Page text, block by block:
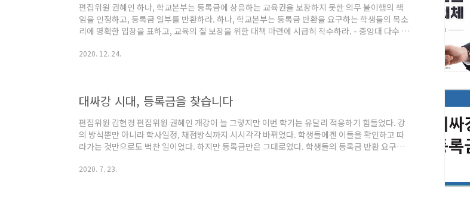
편집위원 권혜인 하나, 학교본부는 등록금에 상응하는 교육권을 보장하지 못한 의무 불이행의 책
임을 인정하고, 등록금 일부를 반환하라. 하나, 학교본부는 등록금 반환을 요구하는 학생들의 목소
리에 명확한 입장을 표하고, 교육의 질 보장을 위한 대책 마련에 시급히 착수하라. - 중앙대 다수 학
본부에 대해 위와 같은 성명문을 발표했다. 는 지난 호의 ‘대싸강 시대, 등록금을 찾습니다’라는 기
2020. 12. 24.
대싸강 시대, 등록금을 찾습니다
편집위원 김현경 편집위원 권혜인 개강이 늘 그렇지만 이번 학기는 유달리 적응하기 힘들었다. 강
의 방식뿐만 아니라 학사일정, 채점방식까지 시시각각 바뀌었다. 학생들에겐 이들을 확인하고 따
라가는 것만으로도 벅찬 일이었다. 하지만 등록금만은 그대로였다. 학생들의 등록금 반환 요구가
이다. 잠깐 화제에 올랐다가 식는 가벼운 논의가 아니다. 전국대학학생회네트워크(전대넷)를 주축
2020. 7. 23.